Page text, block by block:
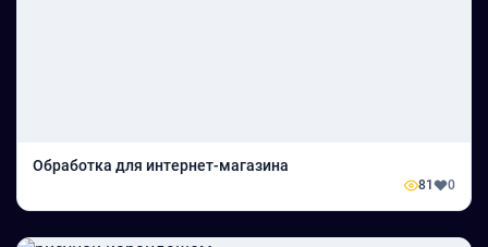
Обработка для интернет-магазина
81 0